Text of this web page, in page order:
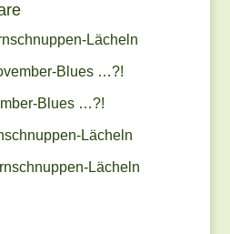
Lächeln
Blues …?!
Blues …?!
Lächeln
Lächeln